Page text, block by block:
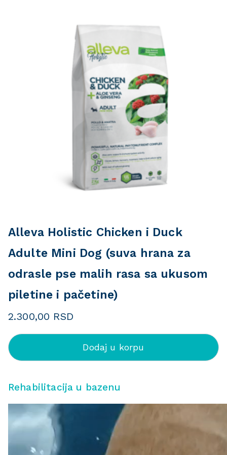
Alleva Holistic Chicken i Duck
Adulte Mini Dog (suva hrana za
odrasle pse malih rasa sa ukusom
piletine i pačetine)
2.300,00 RSD
Dodaj u korpu
Rehabilitacija u bazenu